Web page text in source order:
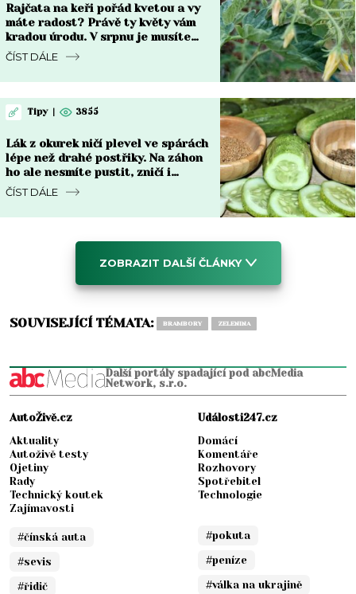
Rajčata na keři pořád kvetou a vy
máte radost? Právě ty květy vám
kradou úrodu. V srpnu je musíte
zastavit
ČÍST DÁLE
Tipy 3855
Lák z okurek ničí plevel ve spárách
lépe než drahé postřiky. Na záhon
ho ale nesmíte pustit, zničí i
kořeny
ČÍST DÁLE
ZOBRAZIT DALŠÍ ČLÁNKY
SOUVISEJÍCÍ TÉMATA: BRAMBORY ZELENINA
Další portály spadající pod abcMedia
Network, s.r.o.
AutoŽivě.cz
Aktuality
Autoživě testy
Ojetiny
Rady
Technický koutek
Zajímavosti
#čínská auta
#sevis
#řidič
Události247.cz
Domácí
Komentáře
Rozhovory
Spotřebitel
Technologie
#pokuta
#peníze
#válka na ukrajině